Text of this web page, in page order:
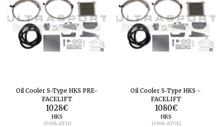
Oil Cooler S-Type HKS PRE-
FACELIFT
1028€
HKS
15004-AT111
Oil Cooler S-Type HKS -
FACELIFT
1080€
HKS
15004-AT012